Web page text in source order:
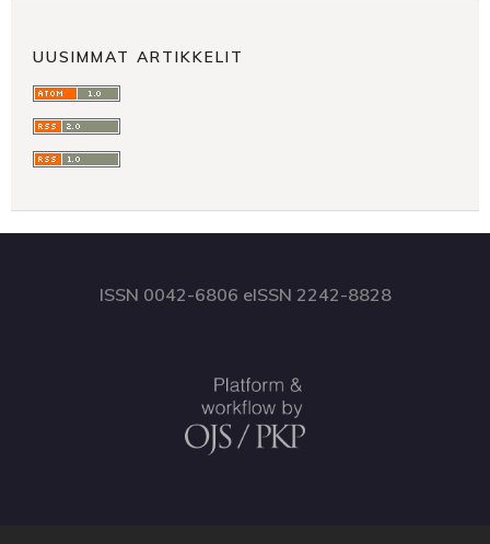
UUSIMMAT ARTIKKELIT
ISSN 0042-6806 eISSN 2242-8828